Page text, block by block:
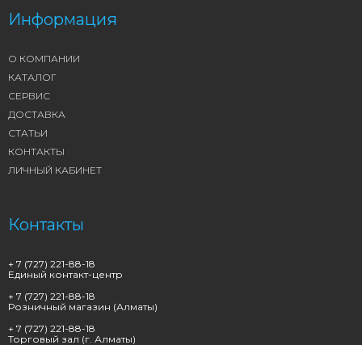
Информация
О КОМПАНИИ
КАТАЛОГ
СЕРВИС
ДОСТАВКА
СТАТЬИ
КОНТАКТЫ
ЛИЧНЫЙ КАБИНЕТ
Контакты
+ 7 (727) 221-88-18
Единый контакт-центр
+ 7 (727) 221-88-18
Розничный магазин (Алматы)
+ 7 (727) 221-88-18
Торговый зал (г. Алматы)